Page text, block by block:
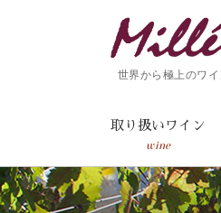
世界から極上のワ
取り扱いワイン
wine